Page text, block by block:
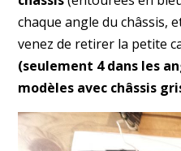
chaque angle du châssis,
venez de retirer la petite
(seulement 4 dans les
modèles avec châssis